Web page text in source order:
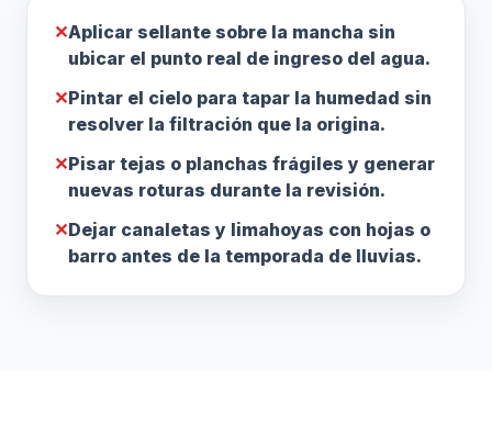
✕Aplicar sellante sobre la mancha sin
ubicar el punto real de ingreso del agua.
✕Pintar el cielo para tapar la humedad sin
resolver la filtración que la origina.
✕Pisar tejas o planchas frágiles y generar
nuevas roturas durante la revisión.
✕Dejar canaletas y limahoyas con hojas o
barro antes de la temporada de lluvias.